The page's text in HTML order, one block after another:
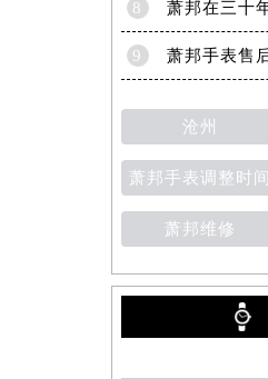
8
9
沧州
萧邦手表调整时间
萧邦维修